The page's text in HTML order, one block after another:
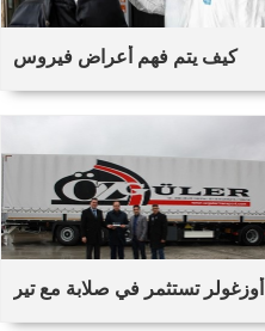
كيف يتم فهم أعراض فيروس
فيروس كورونا؟
أوزغولر تستثمر في صلابة مع تير